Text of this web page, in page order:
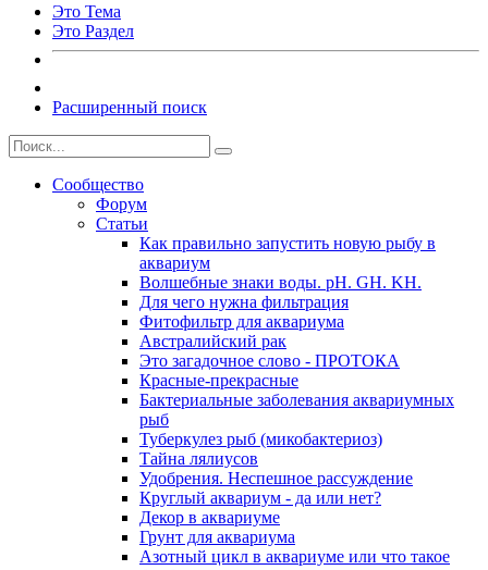
Это Тема
Это Раздел
Расширенный поиск
Сообщество
Форум
Статьи
Как правильно запустить новую рыбу в
аквариум
Волшебные знаки воды. рН. GH. KH.
Для чего нужна фильтрация
Фитофильтр для аквариума
Австралийский рак
Это загадочное слово - ПРОТОКА
Красные-прекрасные
Бактериальные заболевания аквариумных
рыб
Туберкулез рыб (микобактериоз)
Тайна лялиусов
Удобрения. Неспешное рассуждение
Круглый аквариум - да или нет?
Декор в аквариуме
Грунт для аквариума
Азотный цикл в аквариуме или что такое